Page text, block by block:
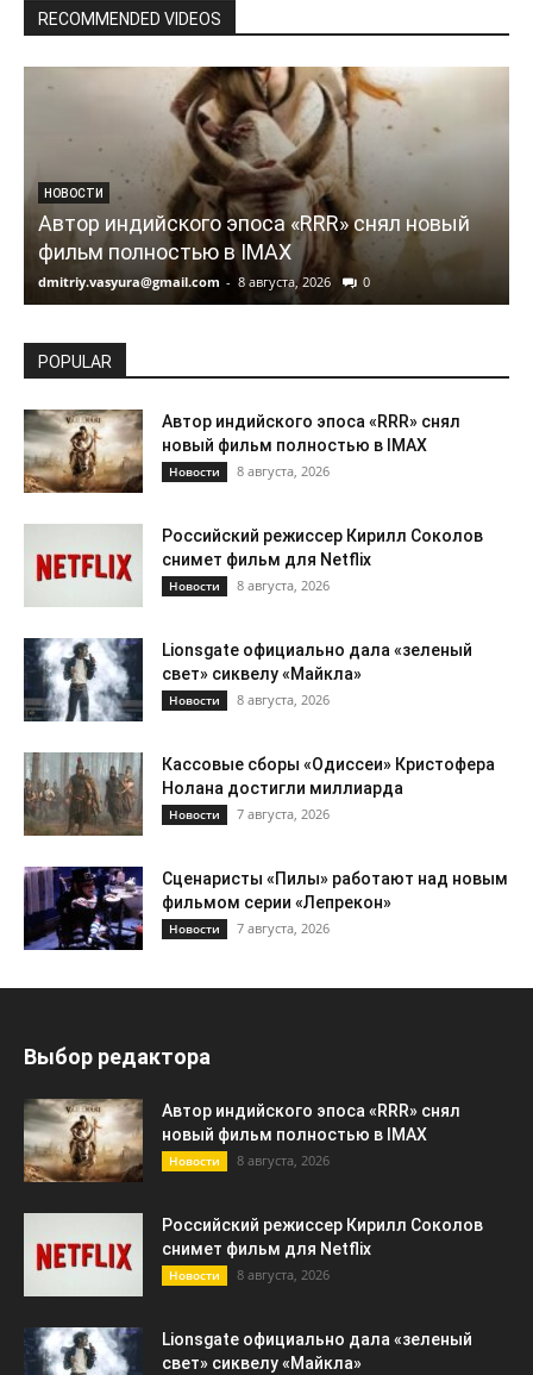
RECOMMENDED VIDEOS
НОВОСТИ
Автор индийского эпоса «RRR» снял новый
фильм полностью в IMAX
dmitriy.vasyura@gmail.com - 8 августа, 2026 0
POPULAR
Автор индийского эпоса «RRR» снял
новый фильм полностью в IMAX
Новости 8 августа, 2026
Российский режиссер Кирилл Соколов
снимет фильм для Netflix
Новости 8 августа, 2026
Lionsgate официально дала «зеленый
свет» сиквелу «Майкла»
Новости 8 августа, 2026
Кассовые сборы «Одиссеи» Кристофера
Нолана достигли миллиарда
Новости 7 августа, 2026
Сценаристы «Пилы» работают над новым
фильмом серии «Лепрекон»
Новости 7 августа, 2026
Выбор редактора
Автор индийского эпоса «RRR» снял
новый фильм полностью в IMAX
Новости 8 августа, 2026
Российский режиссер Кирилл Соколов
снимет фильм для Netflix
Новости 8 августа, 2026
Lionsgate официально дала «зеленый
свет» сиквелу «Майкла»